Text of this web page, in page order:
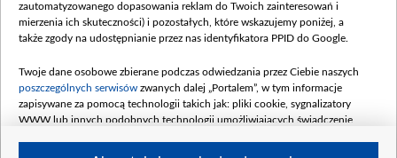
Dofinansowanie 900 000 000,00 PLN
Data podpisania umowy: LUTY 2026 (wpłata
kwiecień 180 mln, 7 maja 180 mln, 8
czerwca 90 mln)
Dofinansowanie 250 000 000,00 PLN
zautomatyzowanego dopasowania reklam do Twoich zainteresowań i
mierzenia ich skuteczności) i pozostałych, które wskazujemy poniżej, a
także zgody na udostępnianie przez nas identyfikatora PPID do Google.
Twoje dane osobowe zbierane podczas odwiedzania przez Ciebie naszych
poszczególnych serwisów zwanych dalej „Portalem”, w tym informacje
zapisywane za pomocą technologii takich jak: pliki cookie, sygnalizatory
WWW lub innych podobnych technologii umożliwiających świadczenie